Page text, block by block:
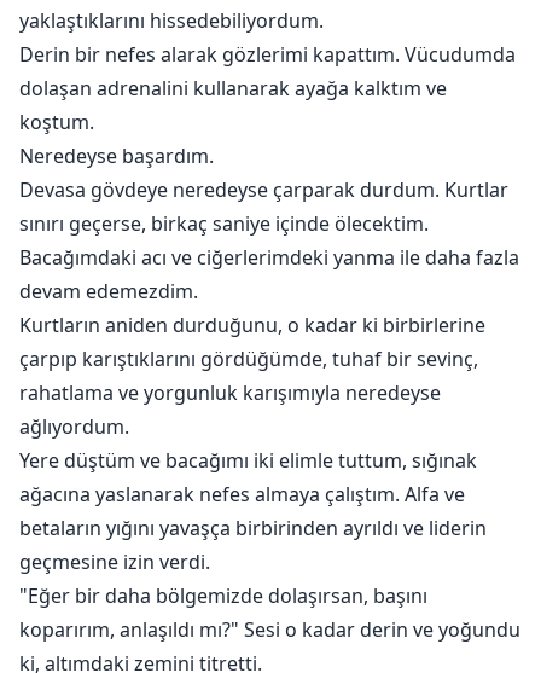
yaklaştıklarını hissedebiliyordum.
Derin bir nefes alarak gözlerimi kapattım. Vücudumda
dolaşan adrenalini kullanarak ayağa kalktım ve
koştum.
Neredeyse başardım.
Devasa gövdeye neredeyse çarparak durdum. Kurtlar
sınırı geçerse, birkaç saniye içinde ölecektim.
Bacağımdaki acı ve ciğerlerimdeki yanma ile daha fazla
devam edemezdim.
Kurtların aniden durduğunu, o kadar ki birbirlerine
çarpıp karıştıklarını gördüğümde, tuhaf bir sevinç,
rahatlama ve yorgunluk karışımıyla neredeyse
ağlıyordum.
Yere düştüm ve bacağımı iki elimle tuttum, sığınak
ağacına yaslanarak nefes almaya çalıştım. Alfa ve
betaların yığını yavaşça birbirinden ayrıldı ve liderin
geçmesine izin verdi.
"Eğer bir daha bölgemizde dolaşırsan, başını
koparırım, anlaşıldı mı?" Sesi o kadar derin ve yoğundu
ki, altımdaki zemini titretti.